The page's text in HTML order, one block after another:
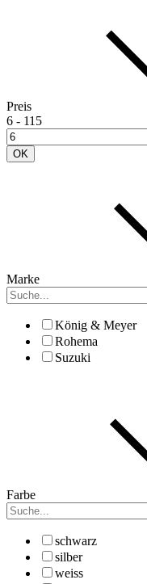
Preis
6 - 115
OK
Marke
König & Meyer
Rohema
Suzuki
Farbe
schwarz
silber
weiss